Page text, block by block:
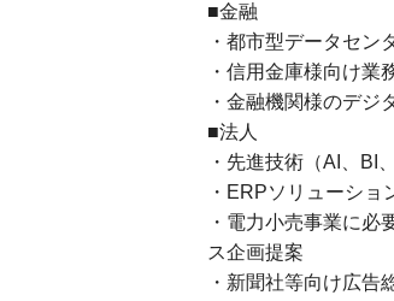
■金融
・都市型データセン
・信用金庫様向け業
・金融機関様のデ
■法人
・先進技術（AI、BI
・ERPソリューシ
・電力小売事業に
ス企画提案
・新聞社等向け広告